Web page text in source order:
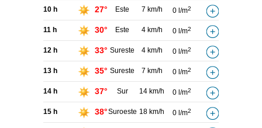
10 h 27° Este 7 km/h 0 l/m2
11 h 30° Este 4 km/h 0 l/m2
12 h 33° Sureste 4 km/h 0 l/m2
13 h 35° Sureste 7 km/h 0 l/m2
14 h 37° Sur 14 km/h 0 l/m2
15 h 38°Suroeste 18 km/h 0 l/m2